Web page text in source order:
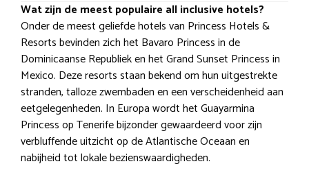
Wat zijn de meest populaire all inclusive hotels?
Onder de meest geliefde hotels van Princess Hotels &
Resorts bevinden zich het Bavaro Princess in de
Dominicaanse Republiek en het Grand Sunset Princess in
Mexico. Deze resorts staan bekend om hun uitgestrekte
stranden, talloze zwembaden en een verscheidenheid aan
eetgelegenheden. In Europa wordt het Guayarmina
Princess op Tenerife bijzonder gewaardeerd voor zijn
verbluffende uitzicht op de Atlantische Oceaan en
nabijheid tot lokale bezienswaardigheden.